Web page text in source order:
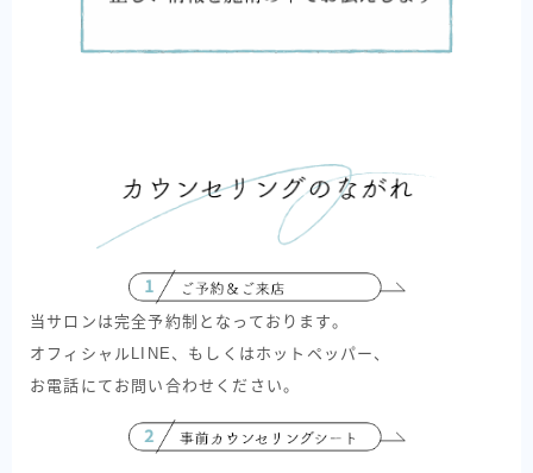
当サロンは完全予約制となっております。
オフィシャルLINE、もしくはホットペッパー、
お電話にてお問い合わせください。